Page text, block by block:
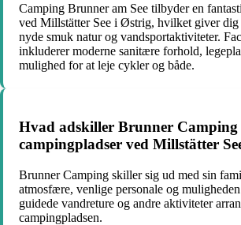
Camping Brunner am See tilbyder en
ved Millstätter See i Østrig, hvilket giver
nyde smuk natur og vandsportaktiviteter.
inkluderer moderne sanitære forhold,
mulighed for at leje cykler og både.
Hvad adskiller Brunner
campingpladser ved Millstätter
Brunner Camping skiller sig ud med sin
atmosfære, venlige personale og
guidede vandreture og andre aktiviteter
campingpladsen.